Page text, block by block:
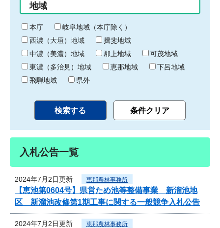
り
終
わ
り
地域
本庁
岐阜地域（本庁除く）
西濃（大垣）地域
揖斐地域
中濃（美濃）地域
郡上地域
可茂地域
東濃（多治見）地域
恵那地域
下呂地域
飛騨地域
県外
入札公告一覧
2024年7月2日更新 恵那農林事務所
【恵池第0604号】県営ため池等整備事業 新溜池地
区 新溜池改修第1期工事に関する一般競争入札公告
2024年7月2日更新 恵那農林事務所